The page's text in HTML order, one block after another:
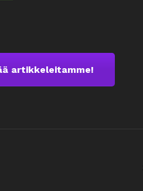
artikkeleitamme!